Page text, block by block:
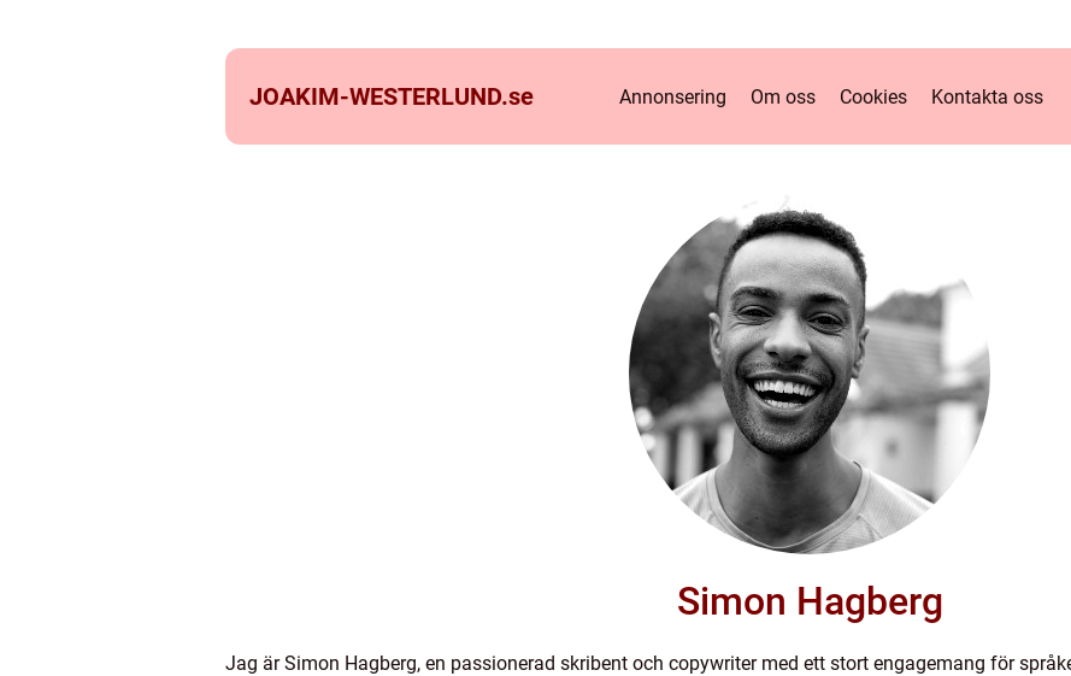
JOAKIM-WESTERLUND.se Annonsering Om oss Cookies Kontakta oss
Simon Hagberg
Jag är Simon Hagberg, en passionerad skribent och copywriter med ett stort engagemang för